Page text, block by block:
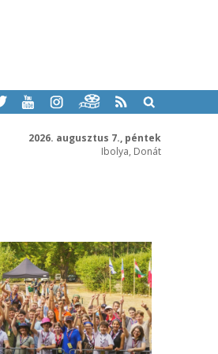
2026. augusztus 7., péntek
Ibolya, Donát